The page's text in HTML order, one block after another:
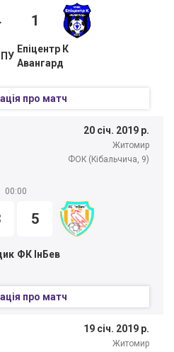
1
Епіцентр К
Авангард
про матч
20 січ. 2019 р.
Житомир
ФОК (Кібальчича, 9)
00:00
5
ФК ІнБев
про матч
19 січ. 2019 р.
Житомир